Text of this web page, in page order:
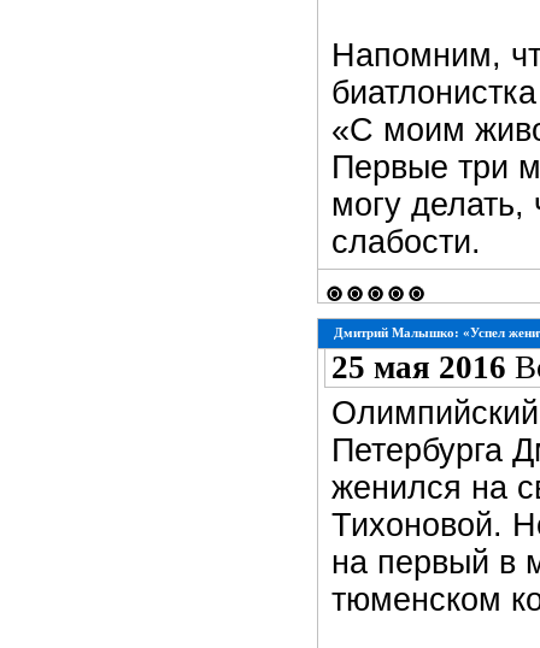
Напомним,
«С моим
Первые три
могу делать,
слабости.
Дмитрий Малышко: «Успел
25 мая 2016
Петербурга
женился на
Тихоновой.
на первый в
тюменском